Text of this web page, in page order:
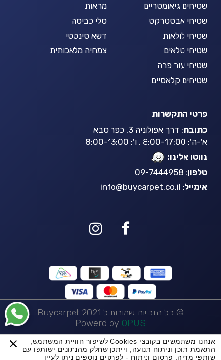
אנחנו משתמשים בקובצי Cookies לשיפור חוויית המשתמש,
התאמת תוכן וניתוח תנועה, וייתכן שחלק מהנתונים ישותפו עם
שותפי מדיה, פרסום וניתוח - לפרטים נוספים ניתן לעיין
שטיחים גיאומטריים
שטיחי אבסטרקט
שטיחי לולאות
שטיחי טלאים
שטיחי עור פרה
שטיחים קלאסיים
מראות
סלי כביסה
דשא סינטטי
צמחיה מלאכותית
פרטי התקשרות
כתובת: דרך אפולוניה 3, כפר סבא
א'-ה': 8:00-17:00 , ו': 8:00-13:00
נווטו אלינו:
טלפון: 09-7444958
אימייל:
info@buycarpet.co.il
© כל הזכויות שמורות ל Buycarpet 2021
Powerd by OPUS
BuyCarpet AI
שטיח פרגולה 12615/080 - צבעוני